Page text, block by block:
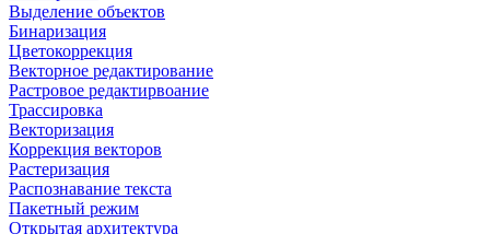
Выделение объектов
Бинаризация
Цветокоррекция
Векторное редактирование
Растровое редактирвоание
Трассировка
Векторизация
Коррекция векторов
Растеризация
Распознавание текста
Пакетный режим
Открытая архитектура